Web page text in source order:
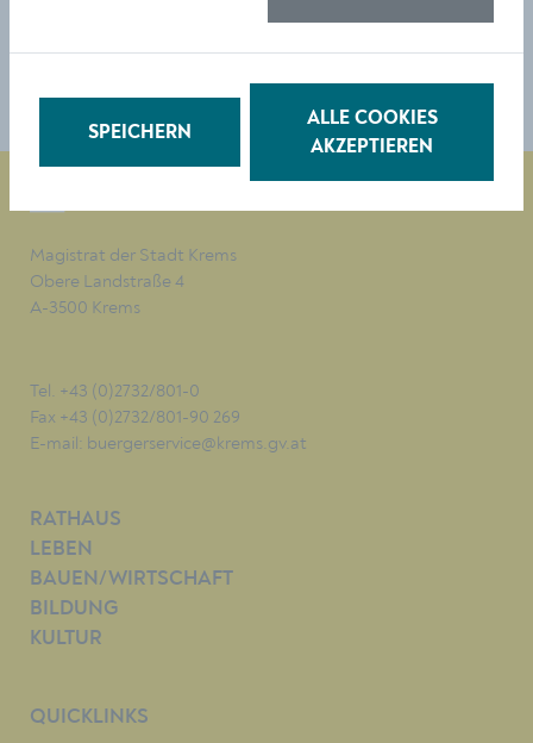
Magistrat der Stadt Krems
Obere Landstraße 4
A-3500 Krems
Tel. +43 (0)2732/801-0
Fax +43 (0)2732/801-90 269
E-mail: buergerservice@krems.gv.at
RATHAUS
LEBEN
BAUEN/WIRTSCHAFT
BILDUNG
KULTUR
QUICKLINKS
SPEICHERN
ALLE COOKIES
AKZEPTIEREN